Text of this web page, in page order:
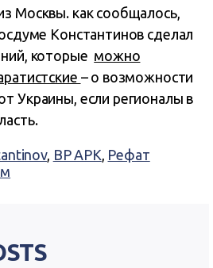
Москвы. как сообщалось,
Константинов сделал
которые можно
– о возможности
Украины, если регионалы в
, ВР АРК, Рефат